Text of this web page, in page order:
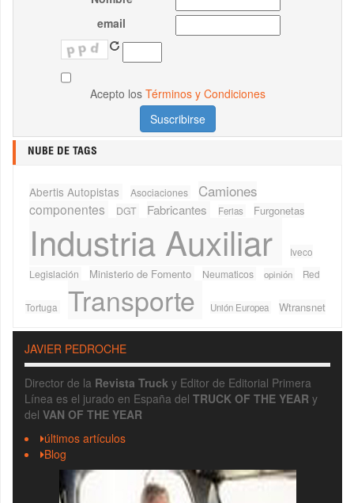
email
Acepto los Términos y Condiciones
NUBE DE TAGS
Abertis Autopistas Asociaciones Camiones
componentes DGT Fabricantes Ferias Furgonetas
Industria Auxiliar
Iveco
Legislación
Ministerio de Fomento Neumaticos opinión Red
Tortuga Transporte Unión Europea Wtransnet
JAVIER PEDROCHE
Director de la Revista Truck y Editor de Editorial Primera
Línea es el jurado en España del TRUCK OF THE YEAR y
del VAN OF THE YEAR
últimos artículos
Blog